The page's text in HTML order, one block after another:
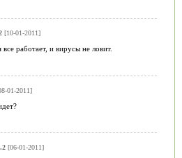
[10-01-2011]
работает, и вирусы не ловит.
01-2011]
[06-01-2011]